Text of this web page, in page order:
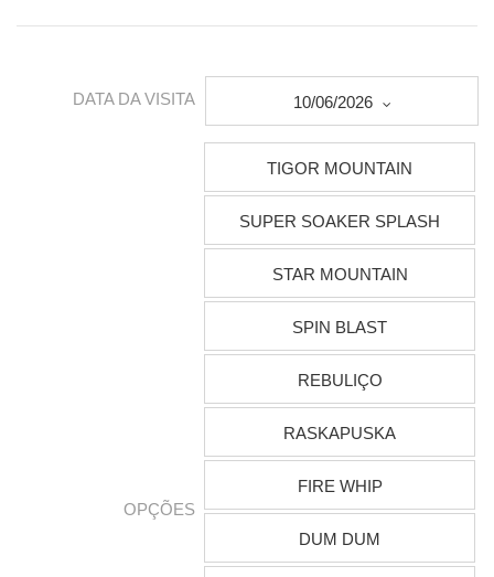
DATA DA VISITA 10/06/2026
OPÇÕES
TIGOR MOUNTAIN
SUPER SOAKER SPLASH
STAR MOUNTAIN
SPIN BLAST
REBULIÇO
RASKAPUSKA
FIRE WHIP
DUM DUM